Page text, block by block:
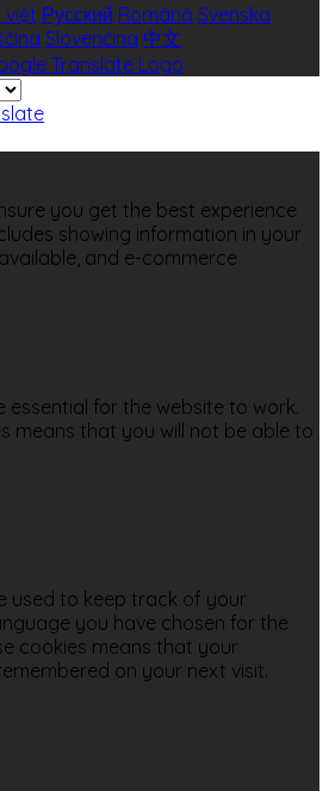
việt Русский Română Svenska
Slovenčina 中文
you get the best experience
showing information in your
and e-commerce
essential for the website to work.
means that you will not be able to
used to keep track of your
you have chosen for the
cookies means that your
on your next visit.